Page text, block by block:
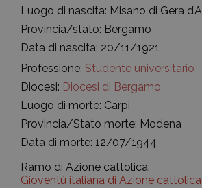
Luogo di nascita: Misano di Gera
Provincia/stato: Bergamo
Data di nascita: 20/11/1921
Professione: Studente universitario
Diocesi: Diocesi di Bergamo
Luogo di morte: Carpi
Provincia/Stato morte: Modena
Data di morte: 12/07/1944
Ramo di Azione cattolica:
Gioventù italiana di Azione cattolica